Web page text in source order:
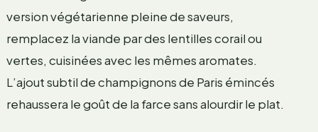
version végétarienne pleine de saveurs,
remplacez la viande par des lentilles corail ou
vertes, cuisinées avec les mêmes aromates.
L’ajout subtil de champignons de Paris émincés
rehaussera le goût de la farce sans alourdir le plat.